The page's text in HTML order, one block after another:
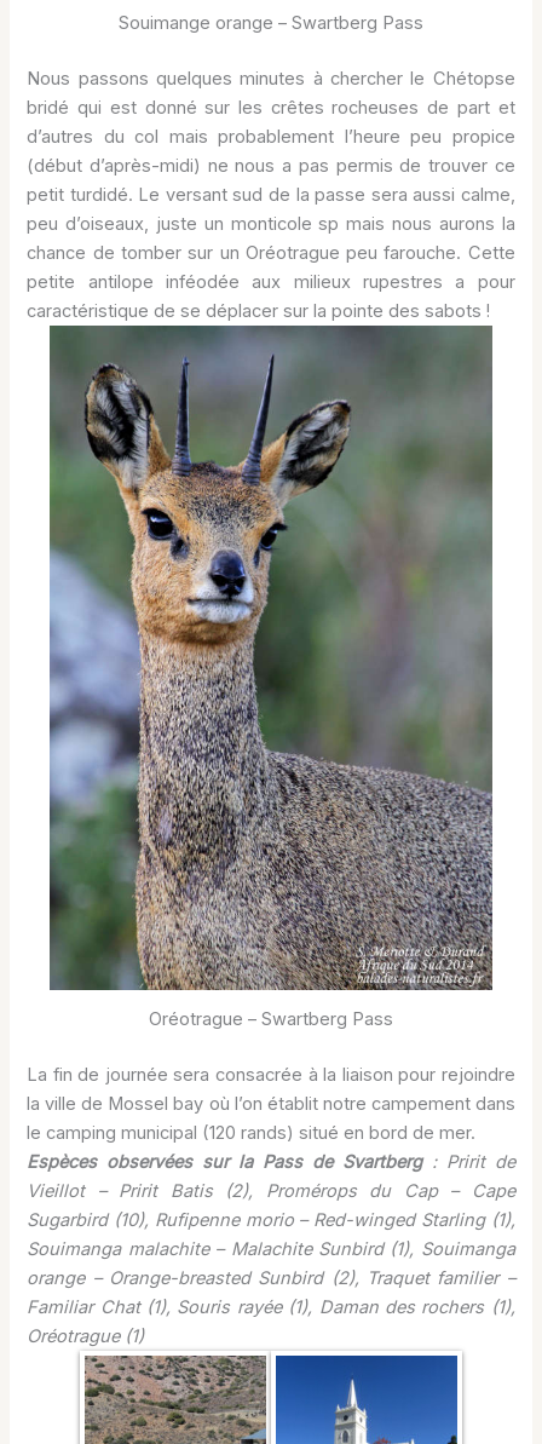
Souimange orange – Swartberg Pass
Nous passons quelques minutes à chercher le Chétopse
bridé qui est donné sur les crêtes rocheuses de part et
d’autres du col mais probablement l’heure peu propice
(début d’après-midi) ne nous a pas permis de trouver ce
petit turdidé. Le versant sud de la passe sera aussi calme,
peu d’oiseaux, juste un monticole sp mais nous aurons la
chance de tomber sur un Oréotrague peu farouche. Cette
petite antilope inféodée aux milieux rupestres a pour
caractéristique de se déplacer sur la pointe des sabots !
Oréotrague – Swartberg Pass
La fin de journée sera consacrée à la liaison pour rejoindre
la ville de Mossel bay où l’on établit notre campement dans
le camping municipal (120 rands) situé en bord de mer.
Espèces observées sur la Pass de Svartberg: Pririt de
Vieillot – Pririt Batis (2), Promérops du Cap – Cape
Sugarbird (10), Rufipenne morio – Red-winged Starling (1),
Souimanga malachite – Malachite Sunbird (1), Souimanga
orange – Orange-breasted Sunbird (2), Traquet familier –
Familiar Chat (1), Souris rayée (1), Daman des rochers (1),
Oréotrague (1)